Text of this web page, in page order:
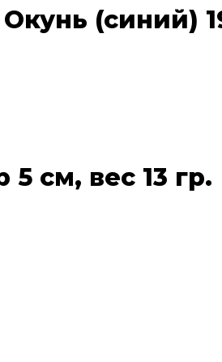
(синий)
см, вес 13 гр.